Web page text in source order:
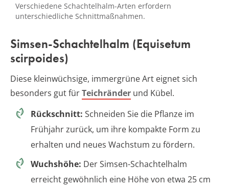
Verschiedene Schachtelhalm-Arten erfordern
unterschiedliche Schnittmaßnahmen.
Simsen-Schachtelhalm (Equisetum
scirpoides)
Diese kleinwüchsige, immergrüne Art eignet sich
besonders gut fürTeichränder und Kübel.
Rückschnitt: Schneiden Sie die Pflanze im
Frühjahr zurück, um ihre kompakte Form zu
erhalten und neues Wachstum zu fördern.
Wuchshöhe: Der Simsen-Schachtelhalm
erreicht gewöhnlich eine Höhe von etwa 25 cm